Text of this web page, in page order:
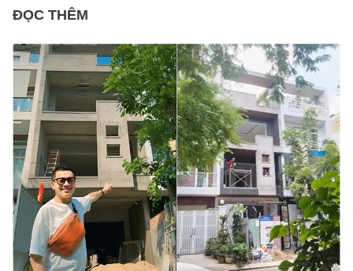
ĐỌC THÊM